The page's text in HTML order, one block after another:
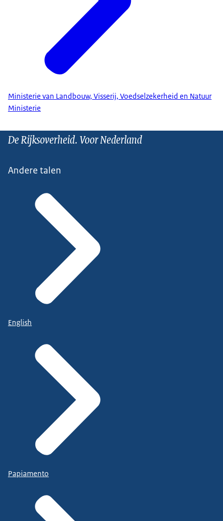
Ministerie van Landbouw, Visserij, Voedselzekerheid en Natuur
Ministerie
De Rijksoverheid. Voor Nederland
Andere talen
English
Papiamento